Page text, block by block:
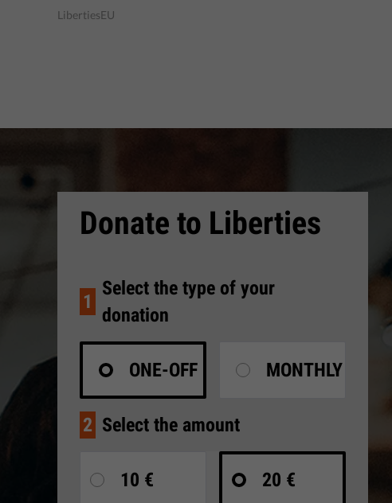
LibertiesEU
Donate to Liberties
1
Select the type of your
donation
ONE-OFF MONTHLY
2 Select the amount
10 € 20 €